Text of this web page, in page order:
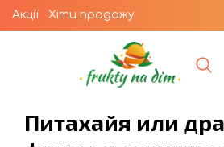
Акції Хіти продажу
Питахайя или